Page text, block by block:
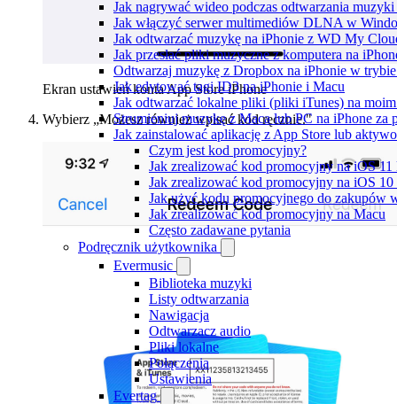
Jak nagrywać wideo podczas odtwarzania
Jak włączyć serwer multimediów DLNA w
Jak odtwarzać muzykę na iPhonie z WD My
Jak przesłać pliki muzyczne z komputera na
Odtwarzaj muzykę z Dropbox na iPhonie w
Jak edytować tagi ID3 na iPhonie i Macu
Jak odtwarzać lokalne pliki (pliki iTunes) na
Strumieniuj muzykę z Maca lub PC na iPhone za
Jak zainstalować aplikację z App Store lub
Czym jest kod promocyjny?
Jak zrealizować kod promocyjny na iOS
Jak zrealizować kod promocyjny na iOS 10
Jak użyć kodu promocyjnego do zakupów
Jak zrealizować kod promocyjny na Macu
Często zadawane pytania
Podręcznik użytkownika
Evermusic
Biblioteka muzyki
Listy odtwarzania
Nawigacja
Odtwarzacz audio
Pliki lokalne
Połączenia
Ustawienia
Evertag
Ekran ustawień konta App Store iPhone
Wybierz „Możesz również wpisać kod ręcznie."